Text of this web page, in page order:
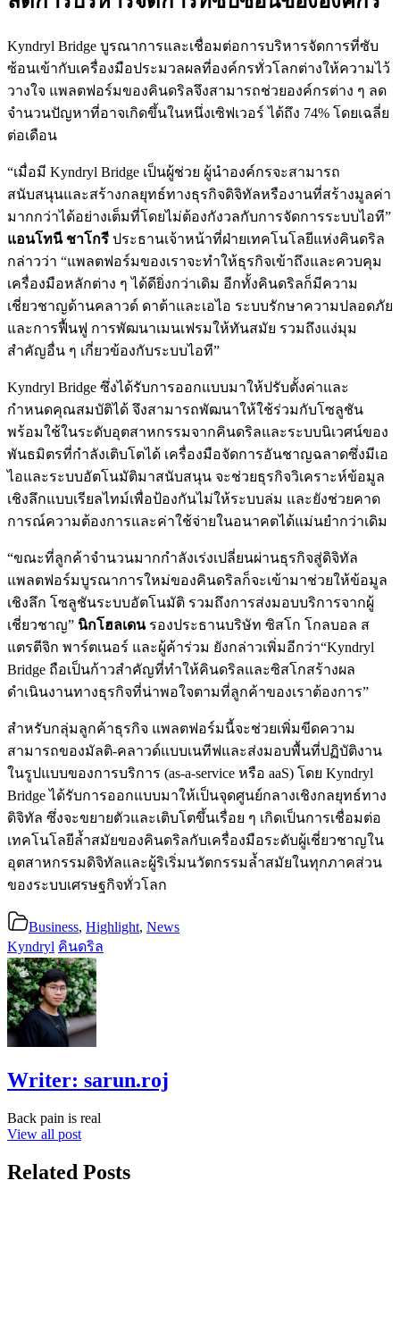
Kyndryl Bridge บูรณาการและเชื่อมต่อการบริหารจัดการที่ซับ
ซ้อนเข้ากับเครื่องมือประมวลผลที่องค์กรทั่วโลกต่างให้ความไว้
วางใจ แพลตฟอร์มของคินดริลจึงสามารถช่วยองค์กรต่าง ๆ ลด
จำนวนปัญหาที่อาจเกิดขึ้นในหนึ่งเซิฟเวอร์ ได้ถึง 74% โดยเฉลี่ย
ต่อเดือน
“เมื่อมี Kyndryl Bridge เป็นผู้ช่วย ผู้นำองค์กรจะสามารถ
สนับสนุนและสร้างกลยุทธ์ทางธุรกิจดิจิทัลหรืองานที่สร้างมูลค่า
มากกว่าได้อย่างเต็มที่โดยไม่ต้องกังวลกับการจัดการระบบไอที”
แอนโทนี ชาโกรี ประธานเจ้าหน้าที่ฝ่ายเทคโนโลยีแห่งคินดริล
กล่าวว่า “แพลตฟอร์มของเราจะทำให้ธุรกิจเข้าถึงและควบคุม
เครื่องมือหลักต่าง ๆ ได้ดียิ่งกว่าเดิม อีกทั้งคินดริลก็มีความ
เชี่ยวชาญด้านคลาวด์ ดาต้าและเอไอ ระบบรักษาความปลอดภัย
และการฟื้นฟู การพัฒนาเมนเฟรมให้ทันสมัย รวมถึงแง่มุม
สำคัญอื่น ๆ เกี่ยวข้องกับระบบไอที”
Kyndryl Bridge ซึ่งได้รับการออกแบบมาให้ปรับตั้งค่าและ
กำหนดคุณสมบัติได้ จึงสามารถพัฒนาให้ใช้ร่วมกับโซลูชัน
พร้อมใช้ในระดับอุตสาหกรรมจากคินดริลและระบบนิเวศน์ของ
พันธมิตรที่กำลังเติบโตได้ เครื่องมือจัดการอันชาญฉลาดซึ่งมีเอ
ไอและระบบอัตโนมัติมาสนับสนุน จะช่วยธุรกิจวิเคราะห์ข้อมูล
เชิงลึกแบบเรียลไทม์เพื่อป้องกันไม่ให้ระบบล่ม และยังช่วยคาด
การณ์ความต้องการและค่าใช้จ่ายในอนาคตได้แม่นยำกว่าเดิม
“ขณะที่ลูกค้าจำนวนมากกำลังเร่งเปลี่ยนผ่านธุรกิจสู่ดิจิทัล
แพลตฟอร์มบูรณาการใหม่ของคินดริลก็จะเข้ามาช่วยให้ข้อมูล
เชิงลึก โซลูชันระบบอัตโนมัติ รวมถึงการส่งมอบบริการจากผู้
เชี่ยวชาญ” นิกโฮลเดนรองประธานบริษัท ซิสโก โกลบอล ส
แตรตีจิก พาร์ตเนอร์ และผู้ค้าร่วม ยังกล่าวเพิ่มอีกว่า“Kyndryl
Bridge ถือเป็นก้าวสำคัญที่ทำให้คินดริลและซิสโกสร้างผล
ดำเนินงานทางธุรกิจที่น่าพอใจตามที่ลูกค้าของเราต้องการ”
สำหรับกลุ่มลูกค้าธุรกิจ แพลตฟอร์มนี้จะช่วยเพิ่มขีดความ
สามารถของมัลติ-คลาวด์แบบเนทีฟและส่งมอบพื้นที่ปฏิบัติงาน
ในรูปแบบของการบริการ (as-a-service หรือ aaS) โดย Kyndryl
Bridge ได้รับการออกแบบมาให้เป็นจุดศูนย์กลางเชิงกลยุทธ์ทาง
ดิจิทัล ซึ่งจะขยายตัวและเติบโตขึ้นเรื่อย ๆ เกิดเป็นการเชื่อมต่อ
เทคโนโลยีล้ำสมัยของคินดริลกับเครื่องมือระดับผู้เชี่ยวชาญใน
อุตสาหกรรมดิจิทัลและผู้ริเริ่มนวัตกรรมล้ำสมัยในทุกภาคส่วน
ของระบบเศรษฐกิจทั่วโลก
Business, Highlight, News
Kyndryl คินดริล
Writer: sarun.roj
Back pain is real
View all post
Related Posts